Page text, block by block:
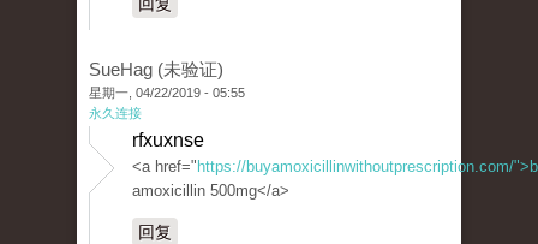
SueHag (未验证)
星期一, 04/22/2019 - 05:55
永久连接
rfxuxnse
<a href=" https://buyamoxicillinwithoutprescription.com/
amoxicillin 500mg</a>
回复